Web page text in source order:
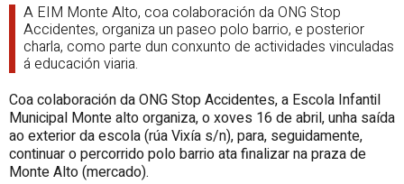
A EIM Monte Alto, coa colaboración da ONG Stop
Accidentes, organiza un paseo polo barrio, e posterior
charla, como parte dun conxunto de actividades vinculadas
á educación viaria.
Coa colaboración da ONG Stop Accidentes, a Escola Infantil
Municipal Monte alto organiza, o xoves 16 de abril, unha saída
ao exterior da escola (rúa Vixía s/n), para, seguidamente,
continuar o percorrido polo barrio ata finalizar na praza de
Monte Alto (mercado).